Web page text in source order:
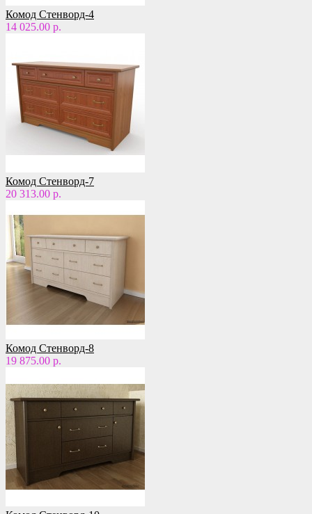
Комод Стенворд-4
14 025.00 р.
Комод Стенворд-7
20 313.00 р.
Комод Стенворд-8
19 875.00 р.